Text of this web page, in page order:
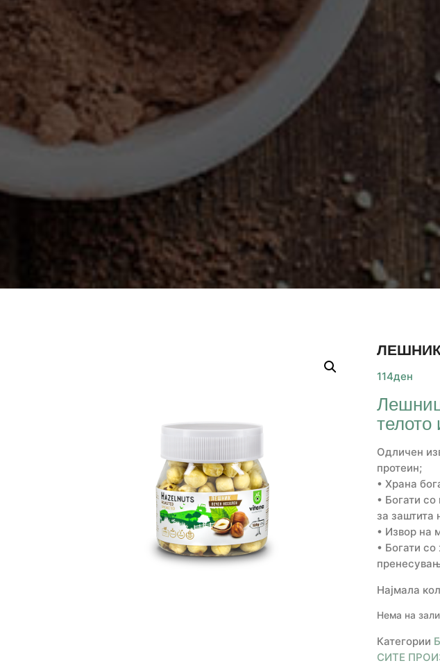
ЛЕШНИК
114ден
телото
Одличен
протеин;
• Храна
• Богати
за заштита
• Извор на
• Богати
Најмала
Нема на
Категории
СИТЕ